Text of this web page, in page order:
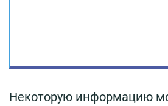
Некоторую информацию